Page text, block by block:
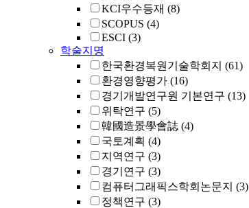
KCI우수등재 (8)
SCOPUS (4)
ESCI (3)
학술지명
한국환경복원기술학회지 (61)
환경영향평가 (16)
경기개발연구원 기본연구 (13)
위탁연구 (5)
韓國造景學會誌 (4)
국토계획 (4)
지역연구 (3)
경기연구 (3)
컴퓨터그래픽스학회논문지 (3)
정책연구 (3)